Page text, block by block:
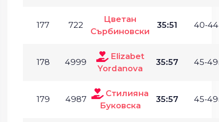
177 722
Цветан
Сърбиновски
35:51 40-
178 4999
Elizabet
Yordanova
35:57 45-
179 4987
Стилияна
Буковска
35:57 45-